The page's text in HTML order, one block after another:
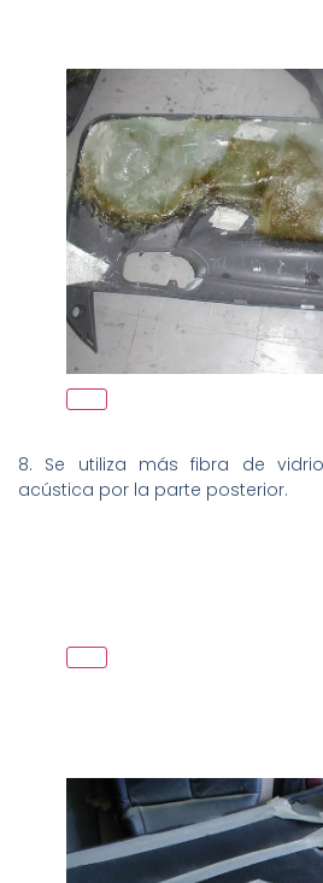
8. Se utiliza más fibra de
acústica por la parte posterior.